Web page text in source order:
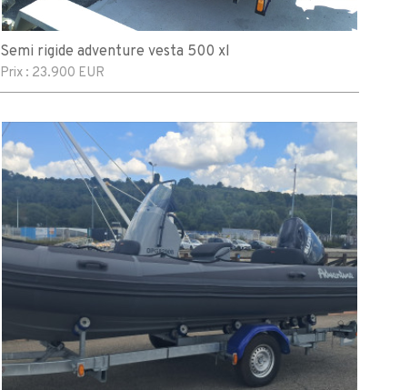
Semi rigide adventure vesta 500 xl
Prix : 23.900 EUR